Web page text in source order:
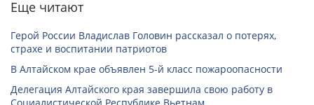
Еще читают
Герой России Владислав Головин рассказал о потерях,
страхе и воспитании патриотов
В Алтайском крае объявлен 5-й класс пожароопасности
Делегация Алтайского края завершила свою работу в